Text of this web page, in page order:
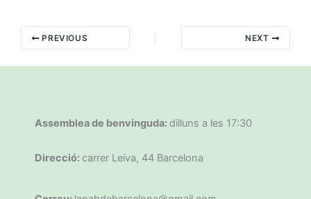
PREVIOUS NEXT
Assemblea de benvinguda: dilluns a les 17:30
Direcció: carrer Leiva, 44 Barcelona